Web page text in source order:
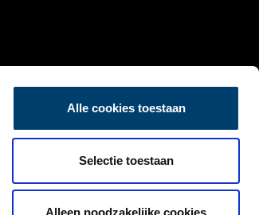
Alle cookies toestaan
Selectie toestaan
Alleen noodzakelijke cookies